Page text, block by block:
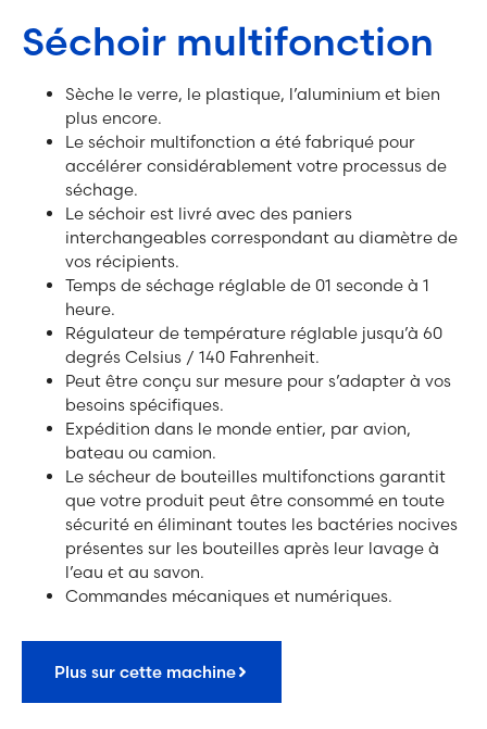
Séchoir multifonction
Sèche le verre, le plastique, l’aluminium et bien
plus encore.
Le séchoir multifonction a été fabriqué pour
accélérer considérablement votre processus de
séchage.
Le séchoir est livré avec des paniers
interchangeables correspondant au diamètre de
vos récipients.
Temps de séchage réglable de 01 seconde à 1
heure.
Régulateur de température réglable jusqu’à 60
degrés Celsius / 140 Fahrenheit.
Peut être conçu sur mesure pour s’adapter à vos
besoins spécifiques.
Expédition dans le monde entier, par avion,
bateau ou camion.
Le sécheur de bouteilles multifonctions garantit
que votre produit peut être consommé en toute
sécurité en éliminant toutes les bactéries nocives
présentes sur les bouteilles après leur lavage à
l’eau et au savon.
Commandes mécaniques et numériques.
Plus sur cette machine